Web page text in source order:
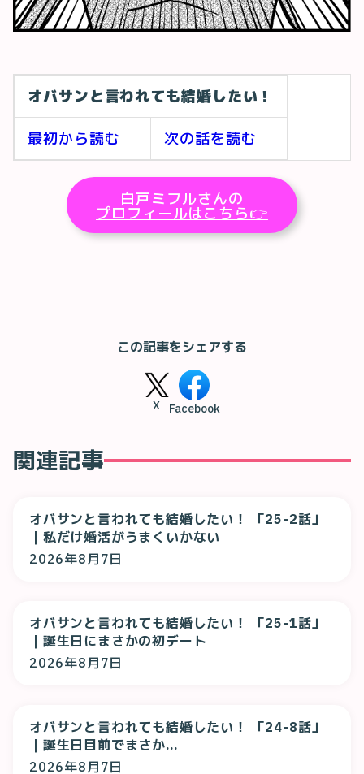
オバサンと言われても結婚したい！
最初から読む 次の話を読む
白戸ミフルさんの
プロフィールはこちら👉
この記事をシェアする
X Facebook
関連記事
オバサンと言われても結婚したい！ 「25-2話」
｜私だけ婚活がうまくいかない
2026年8月7日
オバサンと言われても結婚したい！ 「25-1話」
｜誕生日にまさかの初デート
2026年8月7日
オバサンと言われても結婚したい！ 「24-8話」
｜誕生日目前でまさか…
2026年8月7日